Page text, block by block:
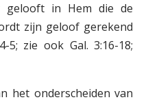
gelooft in Hem die de
zijn geloof gerekend
5; zie ook Gal. 3:16-18;
het onderscheiden van